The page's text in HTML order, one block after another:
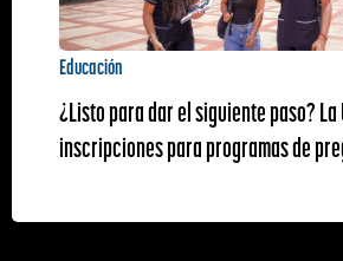
Educación
¿Listo para dar el siguiente paso? La
inscripciones para programas de